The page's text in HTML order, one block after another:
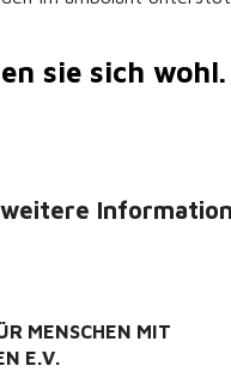
sie sich
MENSCHEN MIT
E.V.